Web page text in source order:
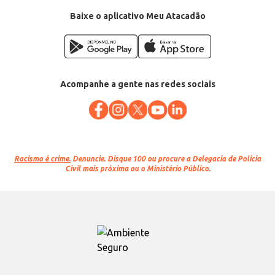
EAN: 7896545501187Baixe o aplicativo Meu Atacadão
Acompanhe a gente nas redes sociais
Racismo é crime. Denuncie. Disque 100 ou procure a Delegacia de Polícia
Civil mais próxima ou o Ministério Público.